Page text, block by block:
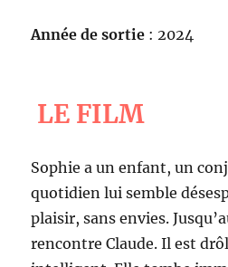
Année de sortie : 2024
LE FILM
Sophie a un enfant, un
quotidien lui semble
plaisir, sans envies.
rencontre Claude. Il est